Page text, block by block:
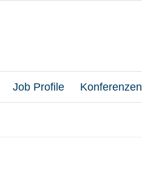
Job Profile Konferenzen